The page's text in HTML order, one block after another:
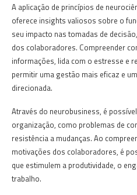
A aplicação de princípios de
oferece insights valiosos sobre o
seu impacto nas tomadas de
dos colaboradores. Compreender
informações, lida com o estresse e
permitir uma gestão mais eficaz e
direcionada.
Através do neurobusiness, é
organização, como problemas de
resistência a mudanças. Ao
motivações dos colaboradores, é
que estimulem a produtividade, o
trabalho.